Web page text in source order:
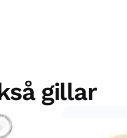
gillar